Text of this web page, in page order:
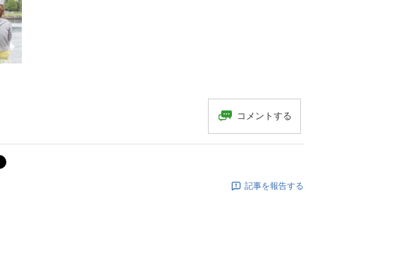
コメントする
記事を報告する